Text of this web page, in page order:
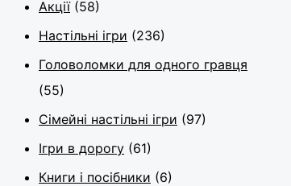
Акції (58)
Настільні ігри (236)
Головоломки для одного гравця
(55)
Сімейні настільні ігри (97)
Ігри в дорогу (61)
Книги і посібники (6)